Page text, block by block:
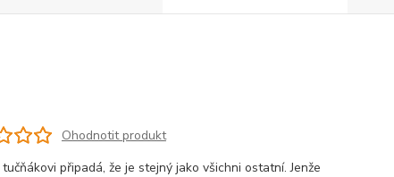
Ohodnotit produkt
připadá, že je stejný jako všichni ostatní. Jenže